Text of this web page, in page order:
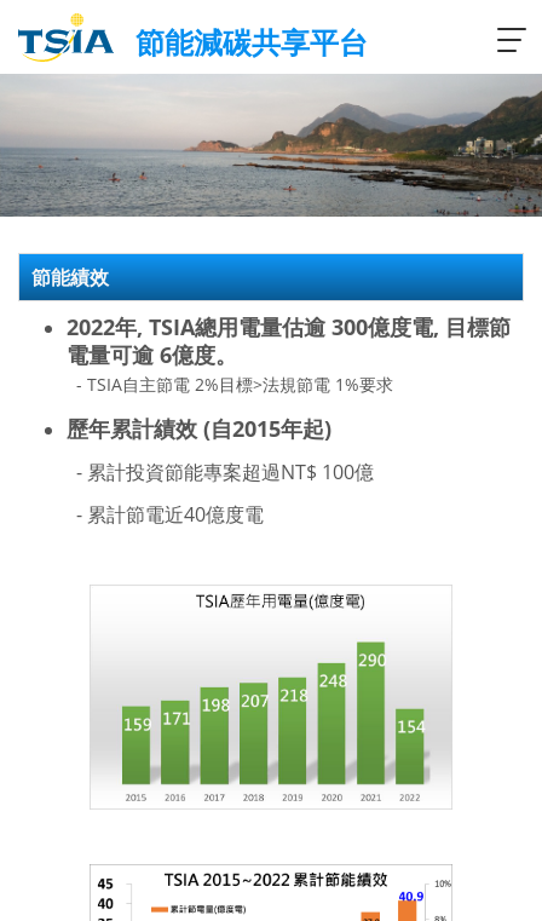
節能減碳共享平台
T
o
g
l
e
n
v
i
節能績效
2022年, TSIA總用電量估逾 300億度電, 目標節
電量可逾 6億度。
- TSIA自主節電 2%目標>法規節電 1%要求
歷年累計績效 (自2015年起)
- 累計投資節能專案超過NT$ 100億
- 累計節電近40億度電